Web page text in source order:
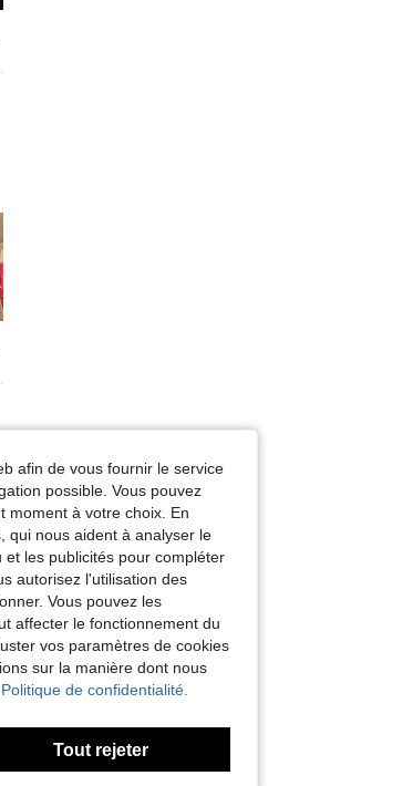
cm / 34 in, Hanches: 86 cm / 34 in, Couleur: Bleu marine, Taille: S
afin de vous fournir le service
possible. Vous pouvez
moment à votre choix. En
qui nous aident à analyser le
les publicités pour compléter
autorisez l'utilisation des
Vous pouvez les
affecter le fonctionnement du
vos paramètres de cookies
sur la manière dont nous
de confidentialité.
Tout rejeter